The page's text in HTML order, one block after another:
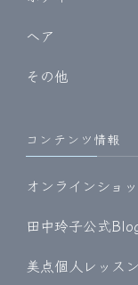
ヘア
その他
コンテンツ情報
オンラインショ
田中玲子公式
美点個人レッスン